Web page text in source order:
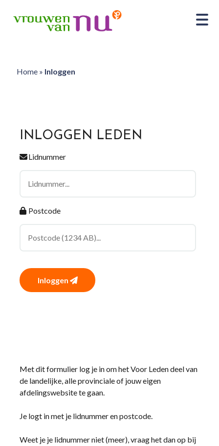
Home» Inloggen
INLOGGEN LEDEN
Lidnummer
Postcode
Inloggen
Met dit formulier log je in om het Voor Leden deel van
de landelijke, alle provinciale of jouw eigen
afdelingswebsite te gaan.
Je logt in met je lidnummer en postcode.
Weet je je lidnummer niet (meer), vraag het dan op bij